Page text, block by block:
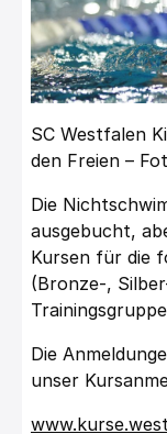
SC Westfalen
den Freien –
Die
ausgebucht,
Kursen für die
(Bronze-,
Die
unser